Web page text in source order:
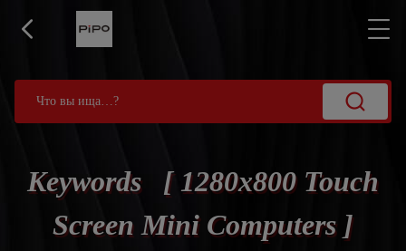
Keywords [ 1280x800 Touch
Screen Mini Computers ]